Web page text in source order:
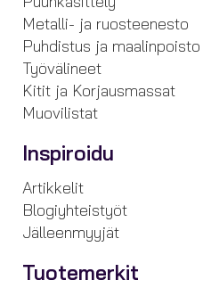
Metalli- ja ruosteenesto
Puhdistus ja maalinpoisto
Työvälineet
Kitit ja Korjausmassat
Muovilistat
Inspiroidu
Artikkelit
Blogiyhteistyöt
Jälleenmyyjät
Tuotemerkit